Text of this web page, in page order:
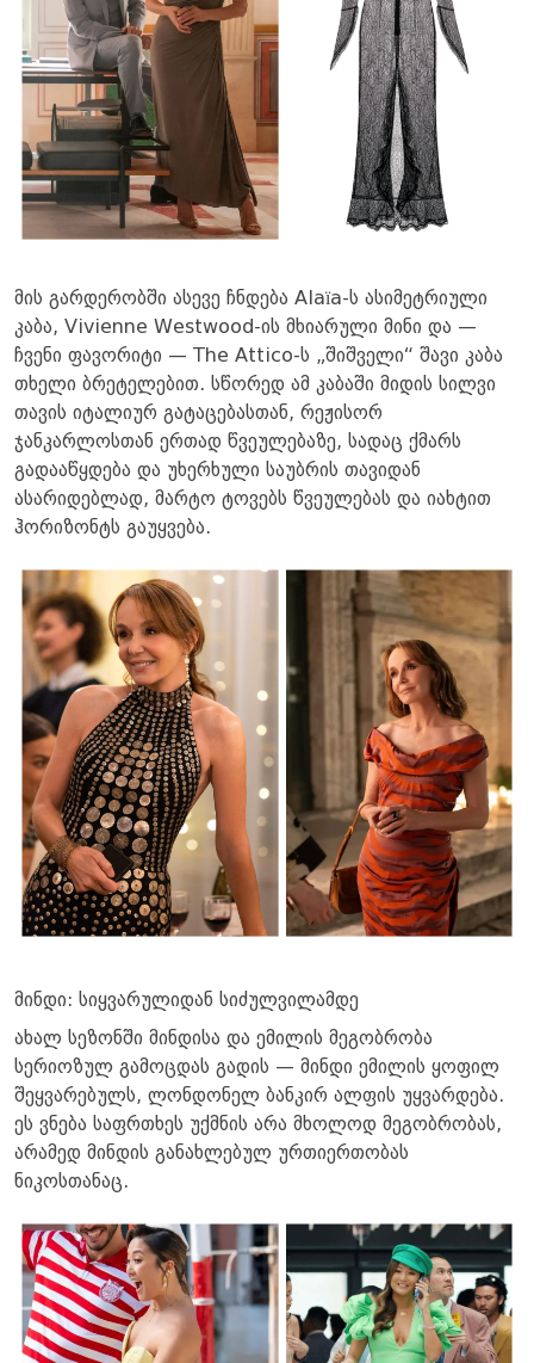
მის გარდერობში ასევე ჩნდება Alaïa-ს ასიმეტრიული
კაბა, Vivienne Westwood-ის მხიარული მინი და —
ჩვენი ფავორიტი — The Attico-ს „შიშველი“ შავი კაბა
თხელი ბრეტელებით. სწორედ ამ კაბაში მიდის სილვი
თავის იტალიურ გატაცებასთან, რეჟისორ
ჯანკარლოსთან ერთად წვეულებაზე, სადაც ქმარს
გადააწყდება და უხერხული საუბრის თავიდან
ასარიდებლად, მარტო ტოვებს წვეულებას და იახტით
ჰორიზონტს გაუყვება.
მინდი: სიყვარულიდან სიძულვილამდე
ახალ სეზონში მინდისა და ემილის მეგობრობა
სერიოზულ გამოცდას გადის — მინდი ემილის ყოფილ
შეყვარებულს, ლონდონელ ბანკირ ალფის უყვარდება.
ეს ვნება საფრთხეს უქმნის არა მხოლოდ მეგობრობას,
არამედ მინდის განახლებულ ურთიერთობას
ნიკოსთანაც.